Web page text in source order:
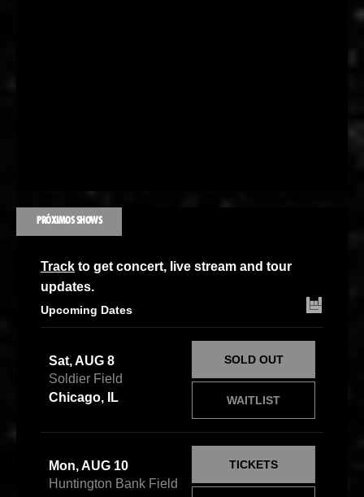
PRÓXIMOS SHOWS
Track to get concert, live stream and tour
updates.
Upcoming Dates
Sat, AUG 8
Soldier Field
Chicago, IL
WAITLIST
SOLD OUT
Mon, AUG 10
Huntington Bank Field
TICKETS